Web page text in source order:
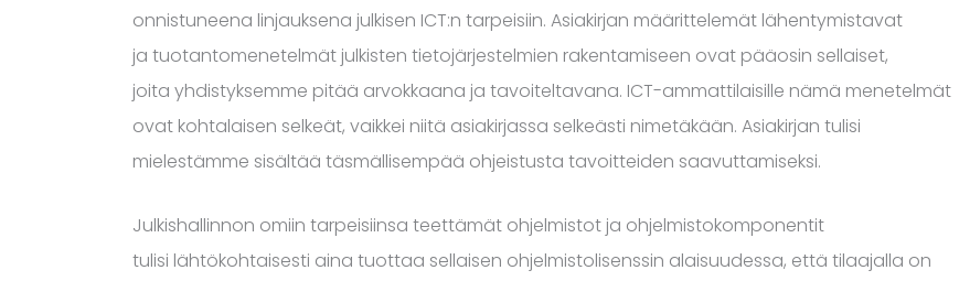
onnistuneena linjauksena julkisen ICT:n tarpeisiin. Asiakirjan määrittelemät lähentymistavat
ja tuotantomenetelmät julkisten tietojärjestelmien rakentamiseen ovat pääosin sellaiset,
joita yhdistyksemme pitää arvokkaana ja tavoiteltavana. ICT-ammattilaisille nämä menetelmät
ovat kohtalaisen selkeät, vaikkei niitä asiakirjassa selkeästi nimetäkään. Asiakirjan tulisi
mielestämme sisältää täsmällisempää ohjeistusta tavoitteiden saavuttamiseksi.
Julkishallinnon omiin tarpeisiinsa teettämät ohjelmistot ja ohjelmistokomponentit
tulisi lähtökohtaisesti aina tuottaa sellaisen ohjelmistolisenssin alaisuudessa, että tilaajalla on